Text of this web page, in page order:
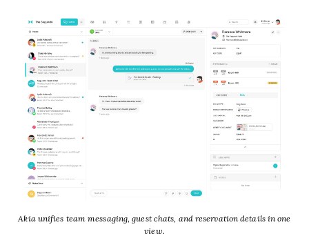
Akia unifies team messaging, guest chats, and reservation details in one
view.